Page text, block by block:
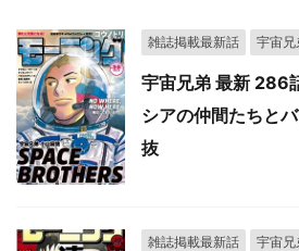
雑誌掲載最新話 宇宙兄
宇宙兄弟 最新 286
シアの仲間たちと
抜
雑誌掲載最新話 宇宙兄